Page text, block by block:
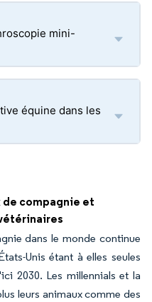
mini-
équine dans les
de compagnie et
dans le monde continue
Unis étant à elles seules
2030. Les millennials et la
leurs animaux comme des